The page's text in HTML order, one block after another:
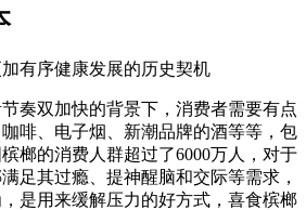
有序健康发展的历史契机
奏双加快的背景下，消费者需要有点
啡、电子烟、新潮品牌的酒等等，包
榔的消费人群超过了6000万人，对于
足其过瘾、提神醒脑和交际等需求，
是用来缓解压力的好方式，喜食槟榔